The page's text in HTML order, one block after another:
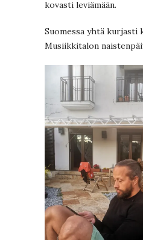
kovasti leviämään.
Suomessa yhtä kurjasti
Musiikkitalon